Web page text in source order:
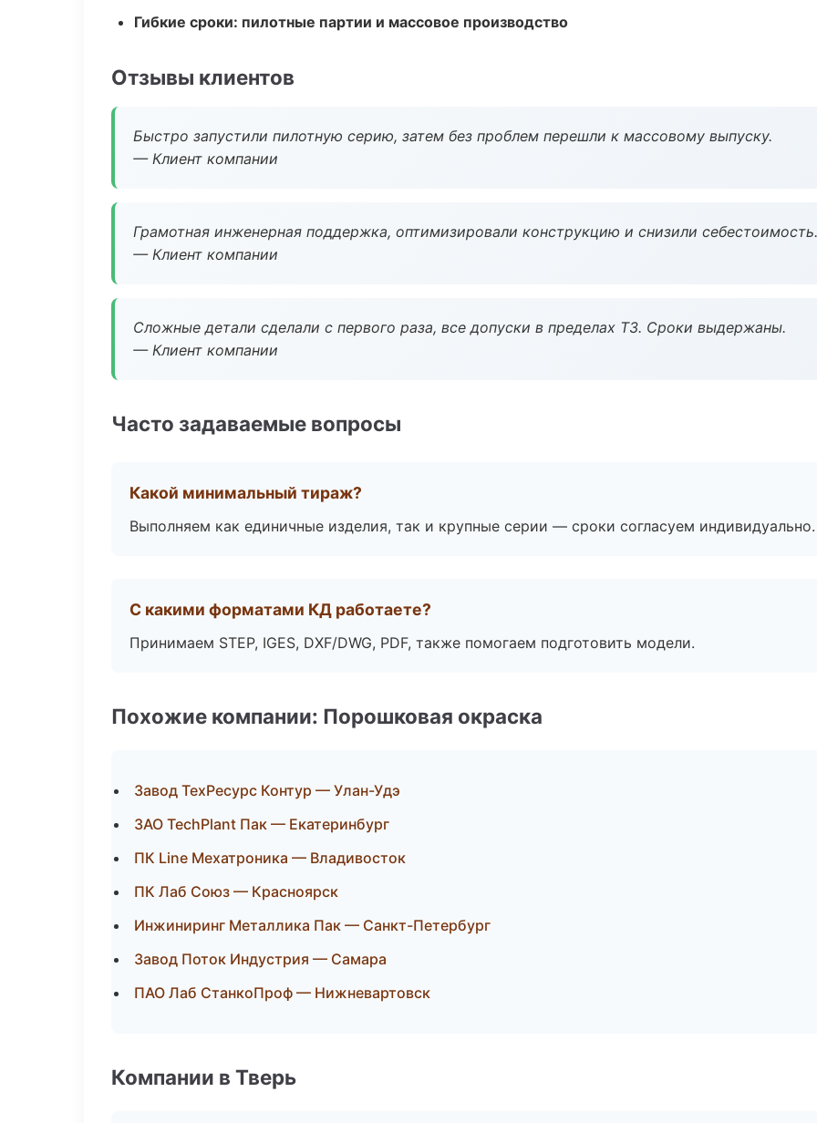
Гибкие сроки: пилотные партии и массовое производство
Отзывы клиентов
Быстро запустили пилотную серию, затем без проблем перешли к массовому выпуску.
— Клиент компании
Грамотная инженерная поддержка, оптимизировали конструкцию и снизили себестоимость.
— Клиент компании
Сложные детали сделали с первого раза, все допуски в пределах ТЗ. Сроки выдержаны.
— Клиент компании
Часто задаваемые вопросы
Какой минимальный тираж?
Выполняем как единичные изделия, так и крупные серии — сроки согласуем индивидуально.
С какими форматами КД работаете?
Принимаем STEP, IGES, DXF/DWG, PDF, также помогаем подготовить модели.
Похожие компании: Порошковая окраска
Завод ТехРесурс Контур — Улан-Удэ
ЗАО TechPlant Пак — Екатеринбург
ПК Line Мехатроника — Владивосток
ПК Лаб Союз — Красноярск
Инжиниринг Металлика Пак — Санкт-Петербург
Завод Поток Индустрия — Самара
ПАО Лаб СтанкоПроф — Нижневартовск
Компании в Тверь